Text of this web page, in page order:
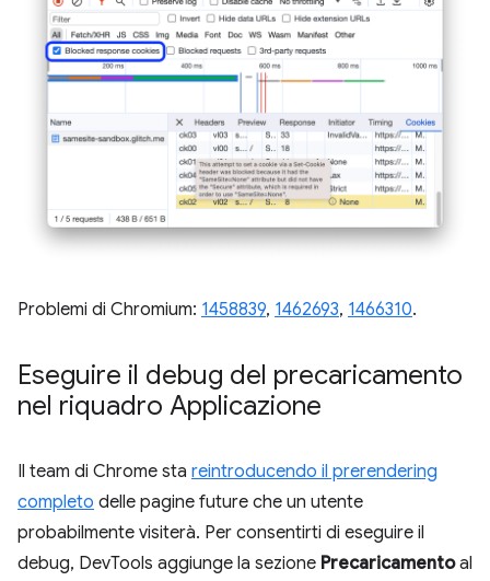
Problemi di Chromium: 1458839, 1462693, 1466310.
Eseguire il debug del precaricamento
nel riquadro Applicazione
Il team di Chrome sta reintroducendo il prerendering
completo delle pagine future che un utente
probabilmente visiterà. Per consentirti di eseguire il
debug, DevTools aggiunge la sezione Precaricamentoal